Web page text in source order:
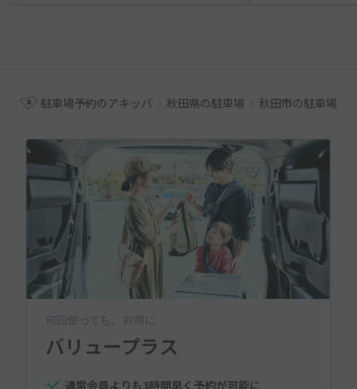
駐車場予約のアキッパ 秋田県の駐車場 秋田市の駐車場
何回使っても、お得に
バリュープラス
通常会員よりも3時間早く予約が可能に